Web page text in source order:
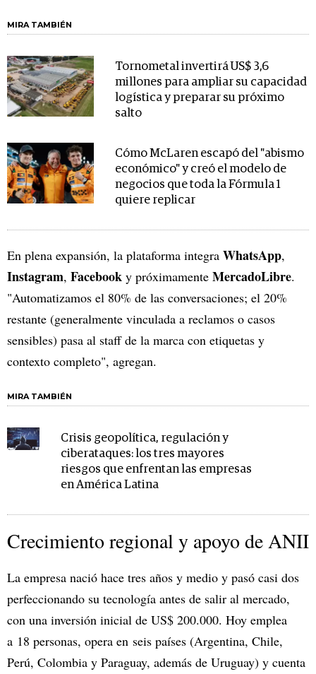
MIRA TAMBIÉN
Tornometal invertirá US$ 3,6
millones para ampliar su capacidad
logística y preparar su próximo
salto
Cómo McLaren escapó del "abismo
económico" y creó el modelo de
negocios que toda la Fórmula 1
quiere replicar
En plena expansión, la plataforma integra WhatsApp,
Instagram, Facebook y próximamente MercadoLibre.
"Automatizamos el 80% de las conversaciones; el 20%
restante (generalmente vinculada a reclamos o casos
sensibles) pasa al staff de la marca con etiquetas y
contexto completo", agregan.
MIRA TAMBIÉN
Crisis geopolítica, regulación y
ciberataques: los tres mayores
riesgos que enfrentan las empresas
en América Latina
Crecimiento regional y apoyo de ANII
La empresa nació hace tres años y medio y pasó casi dos
perfeccionando su tecnología antes de salir al mercado,
con una inversión inicial de US$ 200.000. Hoy emplea
a 18 personas, opera en seis países (Argentina, Chile,
Perú, Colombia y Paraguay, además de Uruguay) y cuenta